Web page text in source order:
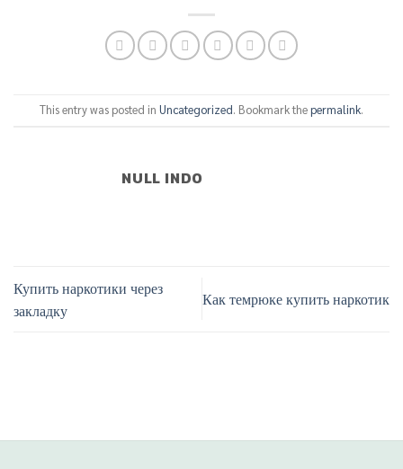
This entry was posted in Uncategorized. Bookmark thepermalink.
NULL INDO
Купить наркотики через
закладку
Как темрюке купить наркотик